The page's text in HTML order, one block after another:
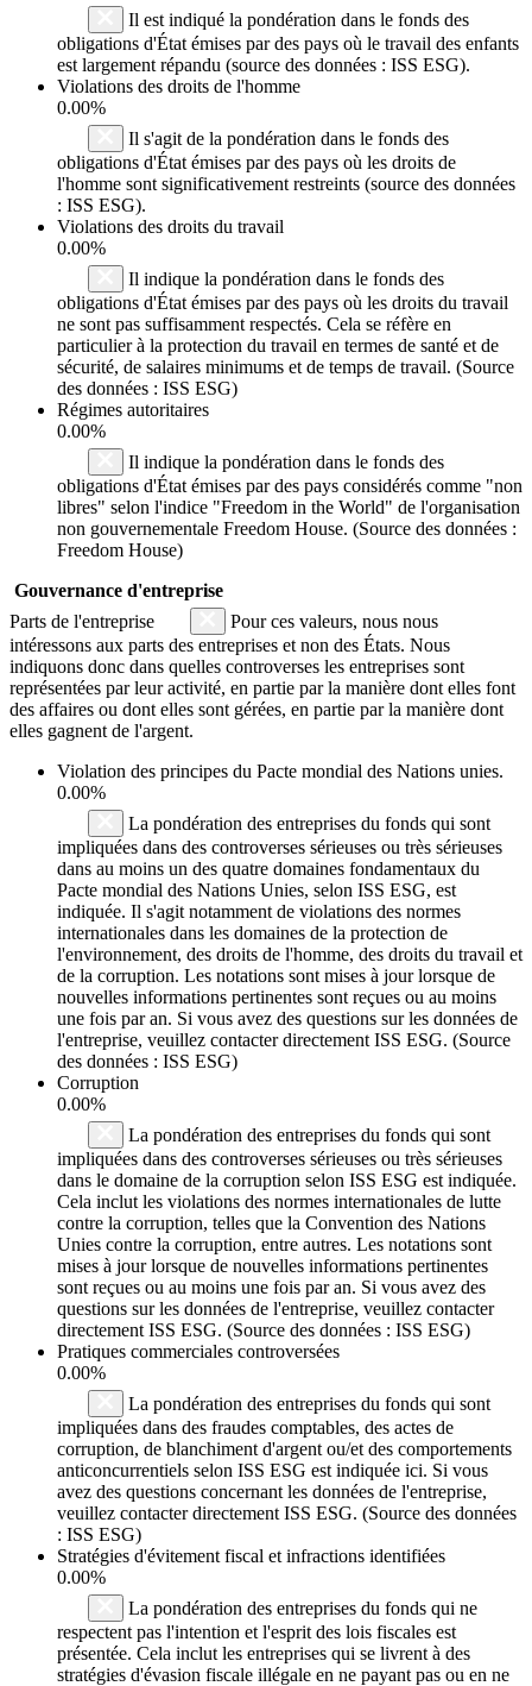
Il est indiqué la pondération dans le fonds des
obligations d'État émises par des pays où le travail des enfants
est largement répandu (source des données : ISS ESG).
Violations des droits de l'homme
0.00%
Il s'agit de la pondération dans le fonds des
obligations d'État émises par des pays où les droits de
l'homme sont significativement restreints (source des données
: ISS ESG).
Violations des droits du travail
0.00%
Il indique la pondération dans le fonds des
obligations d'État émises par des pays où les droits du travail
ne sont pas suffisamment respectés. Cela se réfère en
particulier à la protection du travail en termes de santé et de
sécurité, de salaires minimums et de temps de travail. (Source
des données : ISS ESG)
Régimes autoritaires
0.00%
Il indique la pondération dans le fonds des
obligations d'État émises par des pays considérés comme "non
libres" selon l'indice "Freedom in the World" de l'organisation
non gouvernementale Freedom House. (Source des données :
Freedom House)
Gouvernance d'entreprise
Parts de l'entreprise
Pour ces valeurs, nous nous
intéressons aux parts des entreprises et non des États. Nous
indiquons donc dans quelles controverses les entreprises sont
représentées par leur activité, en partie par la manière dont elles font
des affaires ou dont elles sont gérées, en partie par la manière dont
elles gagnent de l'argent.
Violation des principes du Pacte mondial des Nations unies.
0.00%
La pondération des entreprises du fonds qui sont
impliquées dans des controverses sérieuses ou très sérieuses
dans au moins un des quatre domaines fondamentaux du
Pacte mondial des Nations Unies, selon ISS ESG, est
indiquée. Il s'agit notamment de violations des normes
internationales dans les domaines de la protection de
l'environnement, des droits de l'homme, des droits du travail et
de la corruption. Les notations sont mises à jour lorsque de
nouvelles informations pertinentes sont reçues ou au moins
une fois par an. Si vous avez des questions sur les données de
l'entreprise, veuillez contacter directement ISS ESG. (Source
des données : ISS ESG)
Corruption
0.00%
La pondération des entreprises du fonds qui sont
impliquées dans des controverses sérieuses ou très sérieuses
dans le domaine de la corruption selon ISS ESG est indiquée.
Cela inclut les violations des normes internationales de lutte
contre la corruption, telles que la Convention des Nations
Unies contre la corruption, entre autres. Les notations sont
mises à jour lorsque de nouvelles informations pertinentes
sont reçues ou au moins une fois par an. Si vous avez des
questions sur les données de l'entreprise, veuillez contacter
directement ISS ESG. (Source des données : ISS ESG)
Pratiques commerciales controversées
0.00%
La pondération des entreprises du fonds qui sont
impliquées dans des fraudes comptables, des actes de
corruption, de blanchiment d'argent ou/et des comportements
anticoncurrentiels selon ISS ESG est indiquée ici. Si vous
avez des questions concernant les données de l'entreprise,
veuillez contacter directement ISS ESG. (Source des données
: ISS ESG)
Stratégies d'évitement fiscal et infractions identifiées
0.00%
La pondération des entreprises du fonds qui ne
respectent pas l'intention et l'esprit des lois fiscales est
présentée. Cela inclut les entreprises qui se livrent à des
stratégies d'évasion fiscale illégale en ne payant pas ou en ne